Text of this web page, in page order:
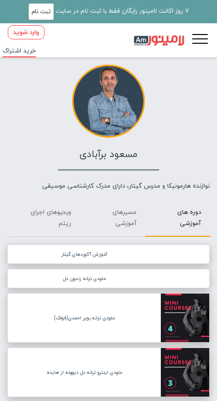
7 روز اکانت لامینور رایگان فقط با ثبت نام در سایت ثبت نام
وارد شوید
خرید اشتراک
مسعود برآبادی
نوازنده هارمونیکا و مدرس گیتار، دارای مدرک کارشناسی موسیقی
دوره های
آموزشی
مسیرهای
آموزشی
ویدیوهای اجرای
ریتم
آموزش آکوردهای گیتار
ملودی ترانه زندون دل
ملودی ترانه بویر احمدی(فولک)
ملودی اینترو ترانه دل دیوونه از هایده